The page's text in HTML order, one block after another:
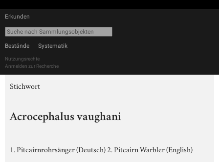
Erkunden
Bestände Systematik
Nutzungsrechte
Anmelden zur Recherche
Stichwort
Acrocephalus vaughani
1. Pitcairnrohrsänger (Deutsch) 2. Pitcairn Warbler (English)